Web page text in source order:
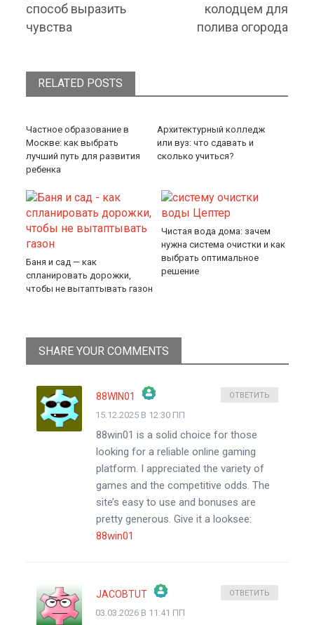
способ выразить
чувства
колодцем для
полива огорода
RELATED POSTS
Частное образование в
Москве: как выбрать
лучший путь для развития
ребенка
Архитектурный колледж
или вуз: что сдавать и
сколько учиться?
Баня и сад — как
спланировать дорожки,
чтобы не вытаптывать газон
Чистая вода дома: зачем
нужна система очистки и как
выбрать оптимальное
решение
SHARE YOUR COMMENTS
88WIN01
ЗНАЧОК &QUOT;РЕАЛЬНЫЙ ЧЕЛОВЕК&QUOT;
АНТИСПАМ ОТ CLEANTALK
15.12.2025 В 12:30 ПП
88win01 is a solid choice for those
looking for a reliable online gaming
platform. I appreciated the variety of
games and the competitive odds. The
site’s easy to use and bonuses are
pretty generous. Give it a looksee:
88win01
ОТВЕТИТЬ
JACOBTUT
ЗНАЧОК &QUOT;РЕАЛЬНЫЙ ЧЕЛОВЕК&QUOT;
03.03.2026 В 11:41 ПП
ОТВЕТИТЬ